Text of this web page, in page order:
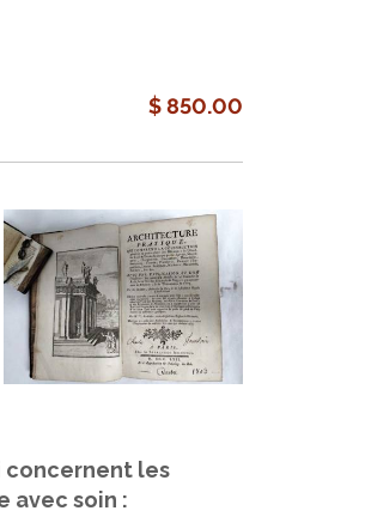
$ 850.00
concernent les
avec soin :